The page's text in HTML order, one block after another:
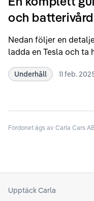
och batterivård
Nedan följer en
ladda en Tesla och ta
rekommendationer
att kolla Teslas
senaste informationen.
Underhåll 11 feb.
Fordonet ägs av Carla Cars
Upptäck Carla